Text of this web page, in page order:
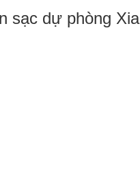
sạc dự phòng